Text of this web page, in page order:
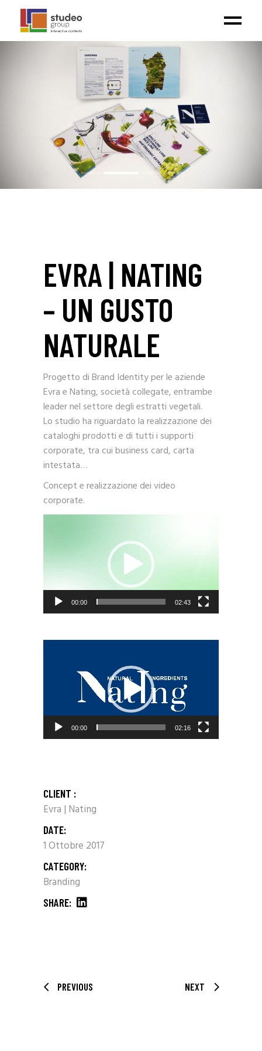
EVRA | NATING
– UN GUSTO
NATURALE
Progetto di Brand Identity per le aziende
Evra e Nating, società collegate, entrambe
leader nel settore degli estratti vegetali.
Lo studio ha riguardato la realizzazione dei
cataloghi prodotti e di tutti i supporti
corporate, tra cui business card, carta
intestata…
Concept e realizzazione dei video
corporate.
00:00 02:43
00:00 02:16
CLIENT :
Evra | Nating
DATE:
1 Ottobre 2017
CATEGORY:
Branding
SHARE:
PREVIOUS NEXT